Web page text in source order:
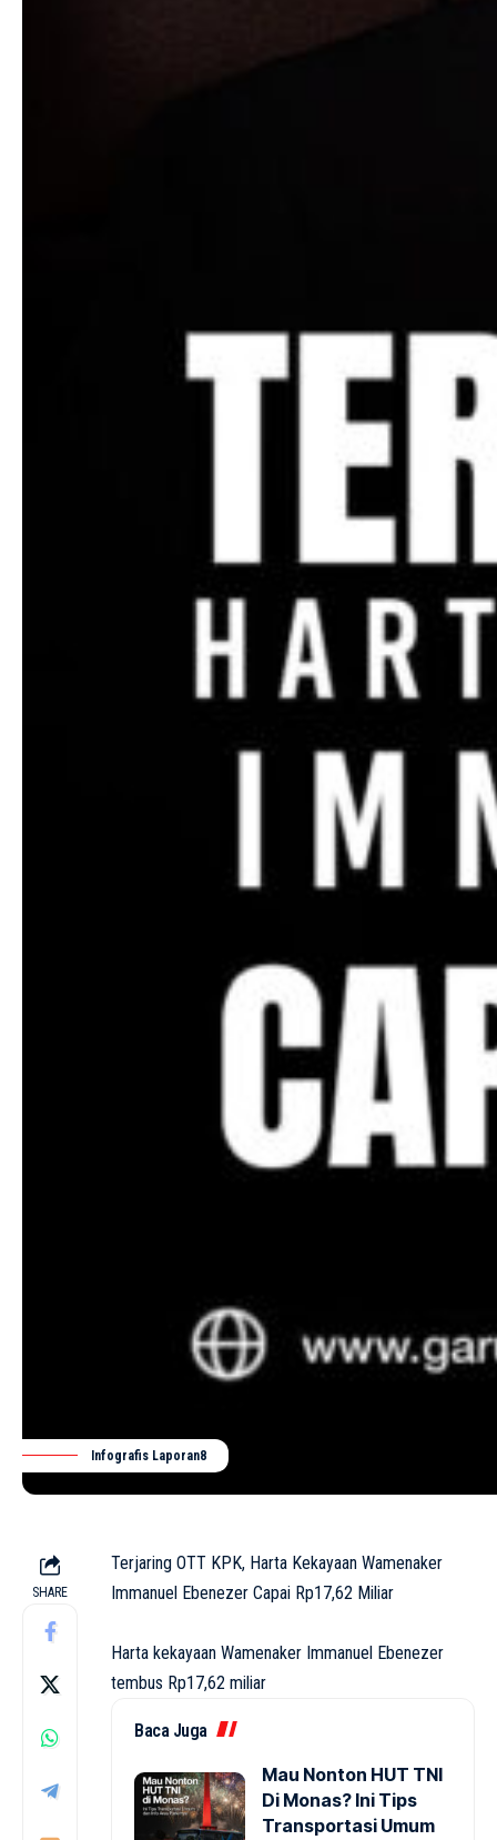
Infografis Laporan8
SHARE
Terjaring OTT KPK, Harta Kekayaan Wamenaker
Immanuel Ebenezer Capai Rp17,62 Miliar
Harta kekayaan Wamenaker Immanuel Ebenezer
tembus Rp17,62 miliar
Baca Juga
Mau Nonton HUT TNI
Di Monas? Ini Tips
Transportasi Umum